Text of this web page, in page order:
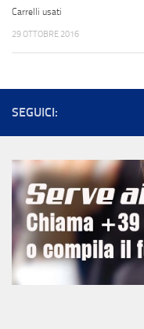
Carrelli usati
29 OTTOBRE 2016
SEGUICI: